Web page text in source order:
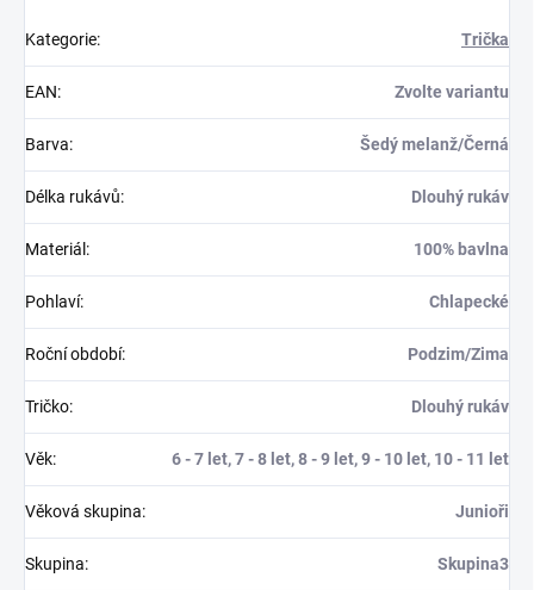
Kategorie: Trička
EAN: Zvolte variantu
Barva: Šedý melanž/Černá
Délka rukávů: Dlouhý rukáv
Materiál : 100% bavlna
Pohlaví: Chlapecké
Roční období: Podzim/Zima
Tričko: Dlouhý rukáv
Věk: 6 - 7 let, 7 - 8 let, 8 - 9 let, 9 - 10 let, 10 - 11 let
Věková skupina: Junioři
Skupina: Skupina3